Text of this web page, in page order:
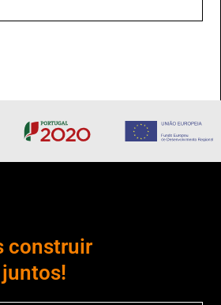
construir